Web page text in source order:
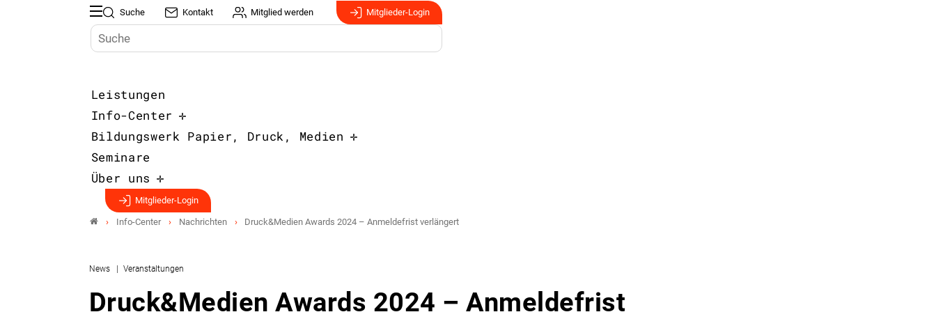
Suche Kontakt Mitglied werden Mitglieder-Login
Leistungen
Info-Center
Bildungswerk Papier, Druck, Medien
Seminare
Über uns
Mitglieder-Login
Info-Center Nachrichten Druck&Medien Awards 2024 – Anmeldefrist verlängert
News Veranstaltungen
Druck&Medien Awards 2024 – Anmeldefrist